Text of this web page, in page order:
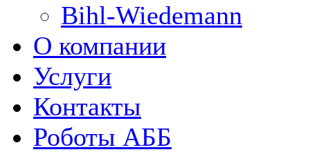
Bihl-Wiedemann
О компании
Услуги
Контакты
Роботы АББ